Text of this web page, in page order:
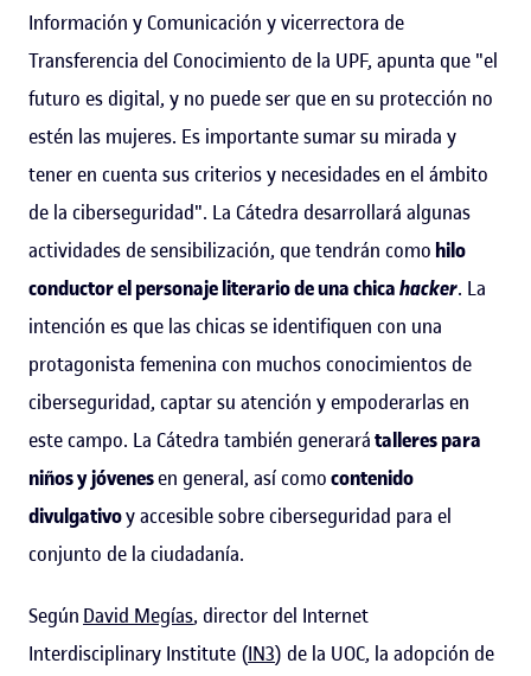
Información y Comunicación y vicerrectora de
Transferencia del Conocimiento de la UPF, apunta que "el
futuro es digital, y no puede ser que en su protección no
estén las mujeres. Es importante sumar su mirada y
tener en cuenta sus criterios y necesidades en el ámbito
de la ciberseguridad". La Cátedra desarrollará algunas
actividades de sensibilización, que tendrán como hilo
conductor el personaje literario de una chicahacker. La
intención es que las chicas se identifiquen con una
protagonista femenina con muchos conocimientos de
ciberseguridad, captar su atención y empoderarlas en
este campo. La Cátedra también generarátalleres para
niños y jóvenesen general, así comocontenido
divulgativoy accesible sobre ciberseguridad para el
conjunto de la ciudadanía.
Según David Megías, director del Internet
Interdisciplinary Institute (IN3) de la UOC, la adopción de